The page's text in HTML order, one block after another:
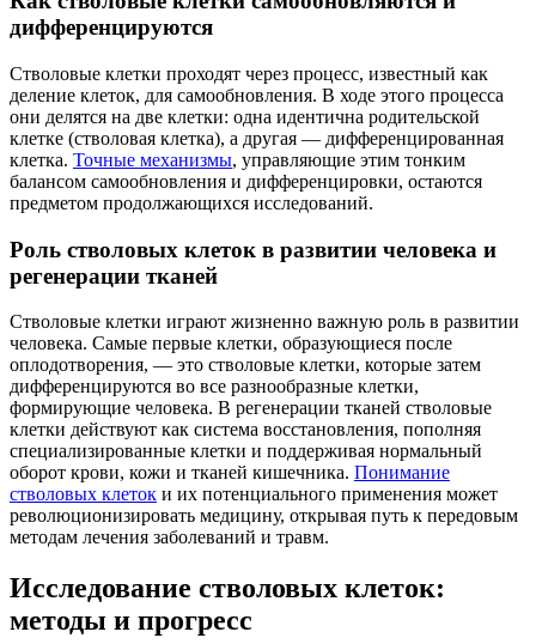
дифференцируются
Стволовые клетки проходят через процесс, известный как
деление клеток, для самообновления. В ходе этого процесса
они делятся на две клетки: одна идентична родительской
клетке (стволовая клетка), а другая — дифференцированная
клетка. Точные механизмы, управляющие этим тонким
балансом самообновления и дифференцировки, остаются
предметом продолжающихся исследований.
Роль стволовых клеток в развитии человека и
регенерации тканей
Стволовые клетки играют жизненно важную роль в развитии
человека. Самые первые клетки, образующиеся после
оплодотворения, — это стволовые клетки, которые затем
дифференцируются во все разнообразные клетки,
формирующие человека. В регенерации тканей стволовые
клетки действуют как система восстановления, пополняя
специализированные клетки и поддерживая нормальный
оборот крови, кожи и тканей кишечника. Понимание
стволовых клеток и их потенциального применения может
революционизировать медицину, открывая путь к передовым
методам лечения заболеваний и травм.
Исследование стволовых клеток:
методы и прогресс